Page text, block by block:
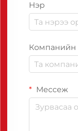
Нэр
Компанийн
Мессеж